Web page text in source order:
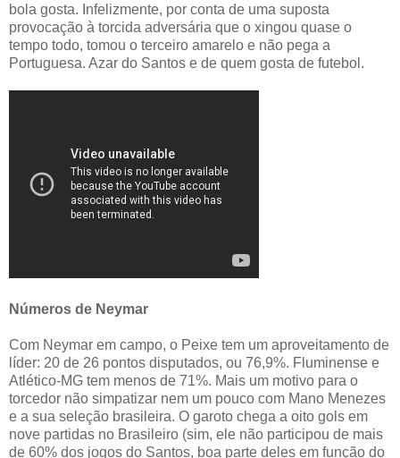
bola gosta. Infelizmente, por conta de uma suposta
provocação à torcida adversária que o xingou quase o
tempo todo, tomou o terceiro amarelo e não pega a
Portuguesa. Azar do Santos e de quem gosta de futebol.
Números de Neymar
Com Neymar em campo, o Peixe tem um aproveitamento de
líder: 20 de 26 pontos disputados, ou 76,9%. Fluminense e
Atlético-MG tem menos de 71%. Mais um motivo para o
torcedor não simpatizar nem um pouco com Mano Menezes
e a sua seleção brasileira. O garoto chega a oito gols em
nove partidas no Brasileiro (sim, ele não participou de mais
de 60% dos jogos do Santos, boa parte deles em função do